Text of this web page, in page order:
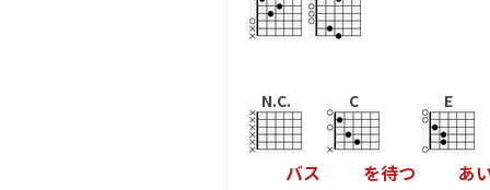
N.C.
バス
C
を待つ
E
あ